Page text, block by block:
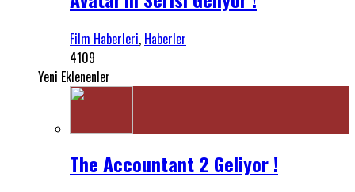
Film Haberleri, Haberler
4109
Yeni Eklenenler
The Accountant 2 Geliyor !